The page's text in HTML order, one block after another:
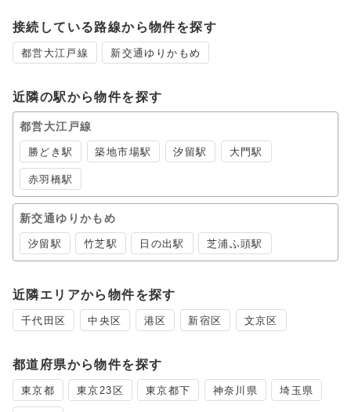
接続している路線から物件を探す
都営大江戸線 新交通ゆりかもめ
近隣の駅から物件を探す
都営大江戸線
勝どき駅 築地市場駅 汐留駅 大門駅
赤羽橋駅
新交通ゆりかもめ
汐留駅 竹芝駅 日の出駅 芝浦ふ頭駅
近隣エリアから物件を探す
千代田区 中央区 港区 新宿区 文京区
都道府県から物件を探す
東京都 東京23区 東京都下 神奈川県 埼玉県